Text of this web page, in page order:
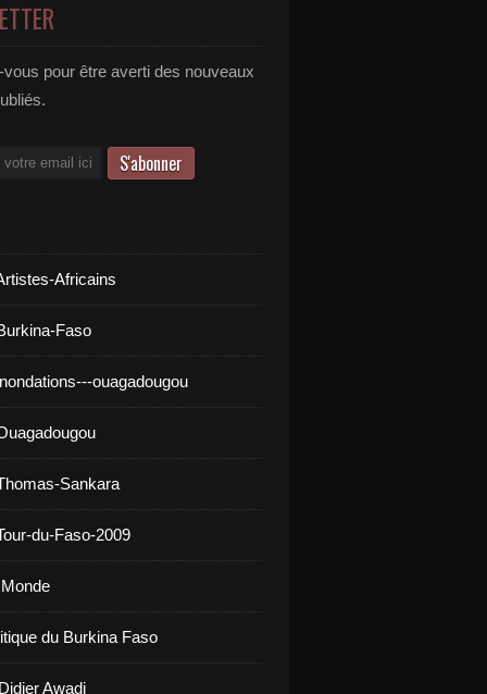
pour être averti des nouveaux
Africains
Faso
ouagadougou
Sankara
du-Faso-2009
du Burkina Faso
Awadi